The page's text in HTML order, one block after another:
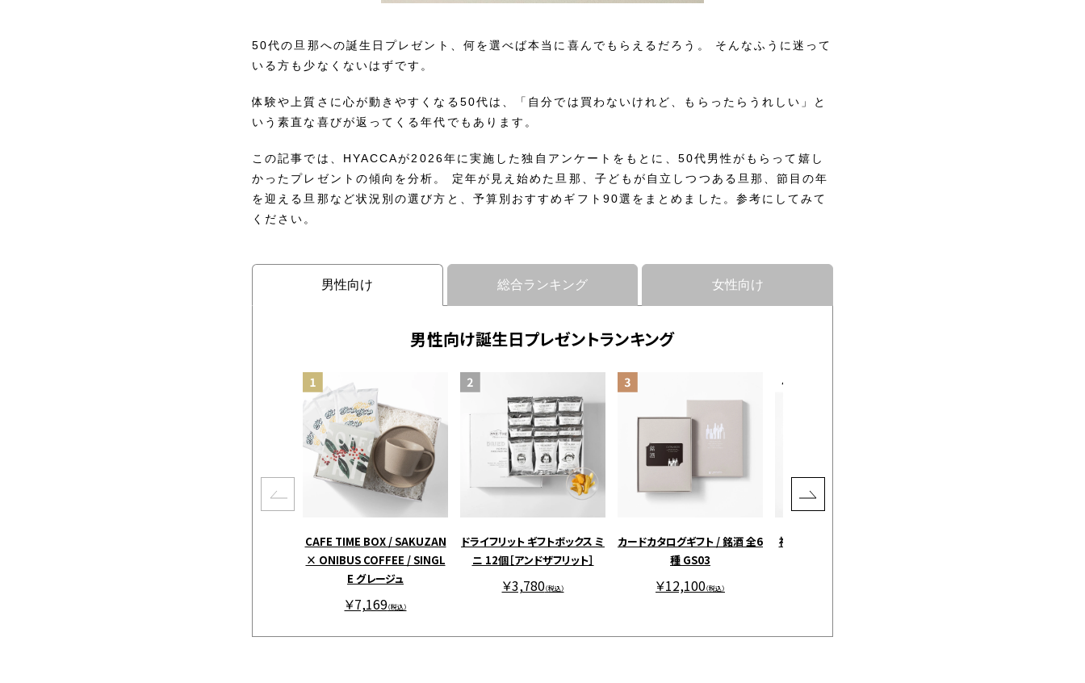
50代の旦那への誕生日プレゼント、何を選べば本当に喜んでもらえるだろう。 そんなふうに迷って
いる方も少なくないはずです。
体験や上質さに心が動きやすくなる50代は、「自分では買わないけれど、もらったらうれしい」と
いう素直な喜びが返ってくる年代でもあります。
この記事では、HYACCAが2026年に実施した独自アンケートをもとに、50代男性がもらって嬉し
かったプレゼントの傾向を分析。 定年が見え始めた旦那、子どもが自立しつつある旦那、節目の年
を迎える旦那など状況別の選び方と、予算別おすすめギフト90選をまとめました。参考にしてみて
ください。
男性向け 総合ランキング 女性向け
男性向け誕生日プレゼントランキング
CAFE TIME BOX / SAKUZAN
× ONIBUS COFFEE / SINGL
E グレージュ
￥7,169（税込）
ドライフリット ギフトボックス ミ
ニ 12個［アンドザフリット］
￥3,780（税込）
カードカタログギフト / 銘酒 全6
種 GS03
￥12,100（税込）
神戸ポークハム＆ソーセージ 5